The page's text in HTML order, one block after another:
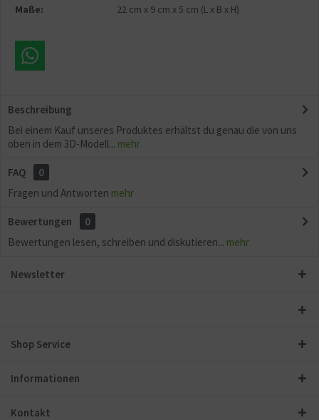
Maße:
22 cm x 9 cm x5 cm (L x B x H)
Beschreibung
Bei einem Kauf unseres Produktes erhältst du genau die von uns
oben in dem 3D-Modell... mehr
FAQ
0
Fragen und Antworten mehr
Bewertungen
0
Bewertungen lesen, schreiben und diskutieren... mehr
Newsletter
Shop Service
Informationen
Kontakt